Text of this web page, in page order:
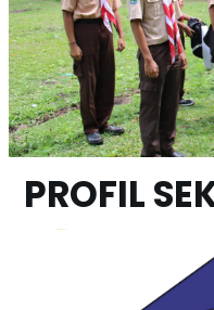
PROFIL